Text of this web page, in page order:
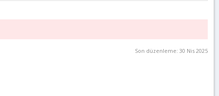
Son düzenleme: 30 Nis 2025